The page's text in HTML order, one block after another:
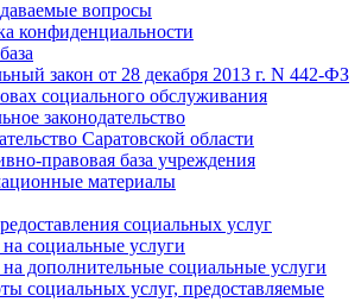
вопросы
конфиденциальности
закон от 28 декабря 2013 г. N 442-ФЗ
социального обслуживания
законодательство
Саратовской области
правовая база учреждения
материалы
социальных услуг
социальные услуги
дополнительные социальные услуги
социальных услуг, предоставляемые